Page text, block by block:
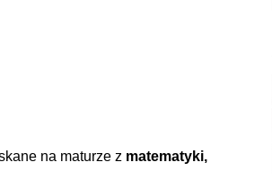
na maturze z matematyki,